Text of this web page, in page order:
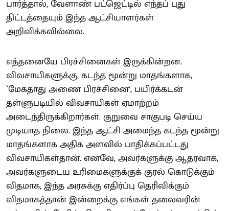
பார்த்தால், வேளாண் பட்ஜெட்டில் எந்தப் புது
திட்டத்தையும் இந்த ஆட்சியாளர்கள்
அறிவிக்கவில்லை.
எத்தனையே பிரச்சினைகள் இருக்கின்றன.
விவசாயிகளுக்கு, கடந்த மூன்று மாதங்களாக,
`மேகதாது அணை பிரச்சினை’, பயிர்க்கடன்
தள்ளுபடியில் விவசாயிகள் ஏமாற்றம்
அடைந்திருக்கிறார்கள். குறுவை சாகுபடி செய்ய
முடியாத நிலை. இந்த ஆட்சி அமைந்த கடந்த மூன்று
மாதங்களாக அதிக அளவில் பாதிக்கப்பட்டது
விவசாயிகள்தான். எனவே, அவர்களுக்கு ஆதரவாக,
அவர்களுடைய உரிமைகளுக்குக் குரல் கொடுக்கும்
விதமாக, இந்த அரசுக்கு எதிர்ப்பு தெரிவிக்கும்
விதமாகத்தான் இன்றைக்கு எங்கள் தலைவரின்